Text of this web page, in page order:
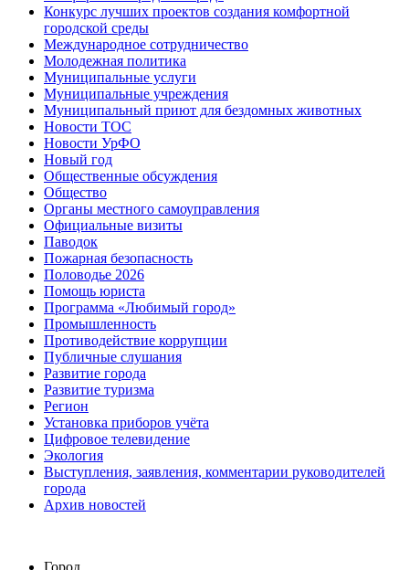
Конкурс лучших проектов создания комфортной
городской среды
Международное сотрудничество
Молодежная политика
Муниципальные услуги
Муниципальные учреждения
Муниципальный приют для бездомных животных
Новости ТОС
Новости УрФО
Новый год
Общественные обсуждения
Общество
Органы местного самоуправления
Официальные визиты
Паводок
Пожарная безопасность
Половодье 2026
Помощь юриста
Программа «Любимый город»
Промышленность
Противодействие коррупции
Публичные слушания
Развитие города
Развитие туризма
Регион
Установка приборов учёта
Цифровое телевидение
Экология
Выступления, заявления, комментарии руководителей
города
Архив новостей